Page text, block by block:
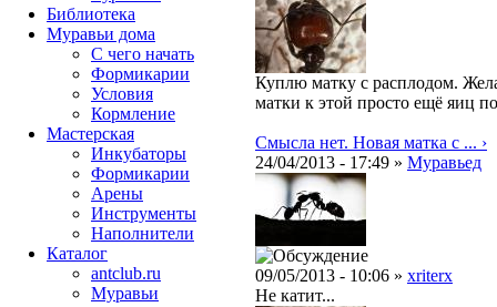
Куплю матку с расплодом.
матки к этой просто ещё яиц
Смысла нет. Новая матка с ... ›
24/04/2013 - 17:49 » Муравьед
09/05/2013 - 10:06 » xriterx
Не катит...
Библиотека
Муравьи дома
С чего начать
Формикарии
Условия
Кормление
Мастерская
Инкубаторы
Формикарии
Арены
Инструменты
Наполнители
Каталог
antclub.ru
Муравьи